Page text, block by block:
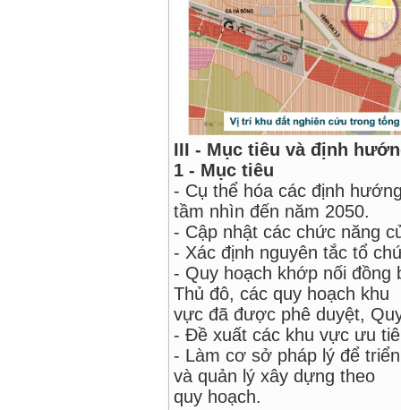
III - Mục tiêu và định
1 - Mục tiêu
- Cụ thể hóa các định
tầm nhìn đến năm 2050.
- Cập nhật các chức năng
- Xác định nguyên tắc tổ
- Quy hoạch khớp nối
Thủ đô, các quy hoạch khu
vực đã được phê duyệt,
- Đề xuất các khu vực ưu
- Làm cơ sở pháp lý để
và quản lý xây dựng theo
quy hoạch.